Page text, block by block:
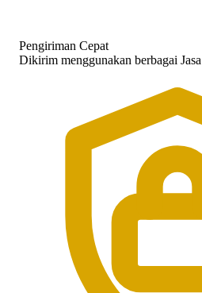
Pengiriman Cepat
Dikirim menggunakan berbagai